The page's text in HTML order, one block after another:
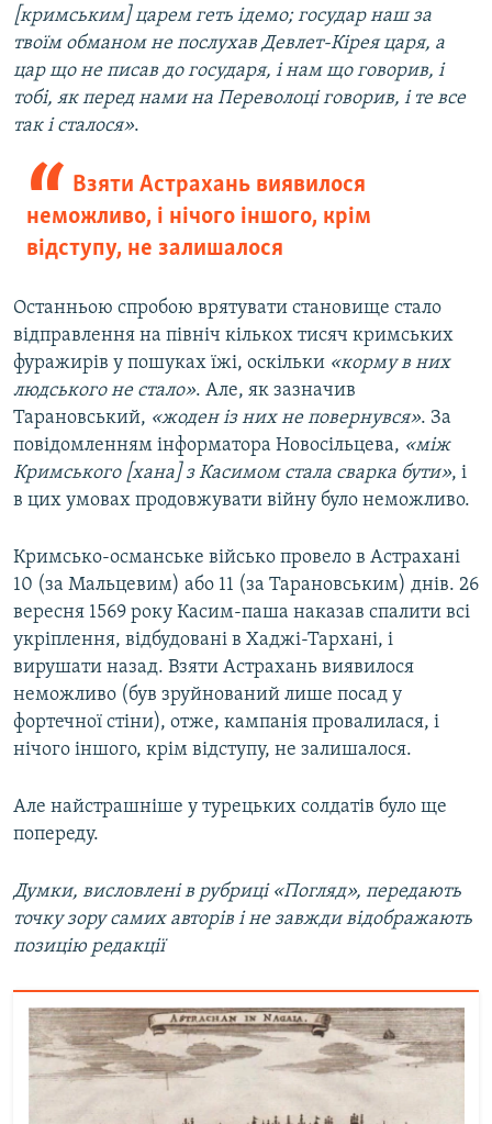
[кримським] царем геть ідемо; государ наш за
твоїм обманом не послухав Девлет-Кірея царя, а
цар що не писав до государя, і нам що говорив, і
тобі, як перед нами на Переволоці говорив, і те все
так і сталося».
Взяти Астрахань виявилося
неможливо, і нічого іншого, крім
відступу, не залишалося
Останньою спробою врятувати становище стало
відправлення на північ кількох тисяч кримських
фуражирів у пошуках їжі, оскільки «корму в них
людського не стало». Але, як зазначив
Тарановський, «жоден із них не повернувся». За
повідомленням інформатора Новосільцева, «між
Кримського [хана] з Касимом стала сварка бути», і
в цих умовах продовжувати війну було неможливо.
Кримсько-османське військо провело в Астрахані
10 (за Мальцевим) або 11 (за Тарановським) днів. 26
вересня 1569 року Касим-паша наказав спалити всі
укріплення, відбудовані в Хаджі-Тархані, і
вирушати назад. Взяти Астрахань виявилося
неможливо (був зруйнований лише посад у
фортечної стіни), отже, кампанія провалилася, і
нічого іншого, крім відступу, не залишалося.
Але найстрашніше у турецьких солдатів було ще
попереду.
Думки, висловлені в рубриці «Погляд», передають
точку зору самих авторів і не завжди відображають
позицію редакції